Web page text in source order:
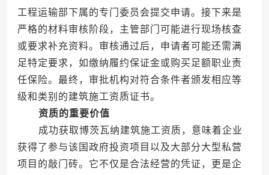
工程运输部下属的专门委员会提交申请。接下来是
严格的材料审核阶段，主管部门可能进行现场核查
或要求补充资料。审核通过后，申请者可能还需满
足特定要求，如缴纳履约保证金或购买足额职业责
任保险。最终，审批机构对符合条件者颁发相应等
级和类别的建筑施工资质证书。
资质的重要价值
成功获取博茨瓦纳建筑施工资质，意味着企业
获得了参与该国政府投资项目以及大部分大型私营
项目的敲门砖。它不仅是合法经营的凭证，更是企